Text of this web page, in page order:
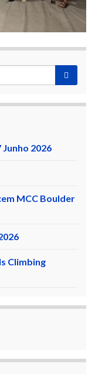
2026
MCC Boulder
Climbing